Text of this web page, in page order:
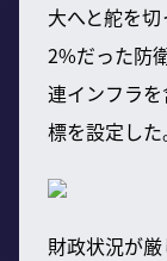
大へと舵を
2%だった防
連インフラ
標を設定した
財政状況が